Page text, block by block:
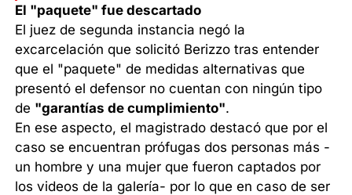
El "paquete" fue descartado
El juez de segunda instancia negó la
excarcelación que solicitó Berizzo tras entender
que el "paquete" de medidas alternativas que
presentó el defensor no cuentan con ningún tipo
de "garantías de cumplimiento".
En ese aspecto, el magistrado destacó que por el
caso se encuentran prófugas dos personas más -
un hombre y una mujer que fueron captados por
los videos de la galería- por lo que en caso de ser